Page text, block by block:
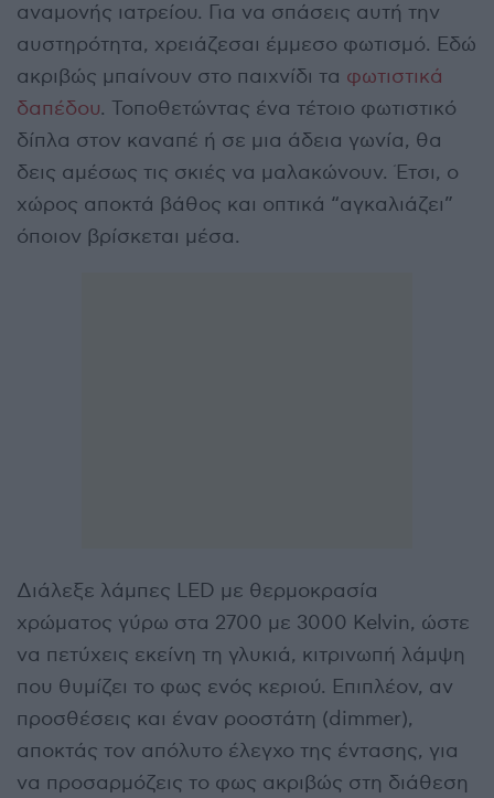
αναμονής ιατρείου. Για να σπάσεις αυτή την
αυστηρότητα, χρειάζεσαι έμμεσο φωτισμό. Εδώ
ακριβώς μπαίνουν στο παιχνίδι τα φωτιστικά
δαπέδου. Τοποθετώντας ένα τέτοιο φωτιστικό
δίπλα στον καναπέ ή σε μια άδεια γωνία, θα
δεις αμέσως τις σκιές να μαλακώνουν. Έτσι, ο
χώρος αποκτά βάθος και οπτικά “αγκαλιάζει”
όποιον βρίσκεται μέσα.
Διάλεξε λάμπες LED με θερμοκρασία
χρώματος γύρω στα 2700 με 3000 Kelvin, ώστε
να πετύχεις εκείνη τη γλυκιά, κιτρινωπή λάμψη
που θυμίζει το φως ενός κεριού. Επιπλέον, αν
προσθέσεις και έναν ροοστάτη (dimmer),
αποκτάς τον απόλυτο έλεγχο της έντασης, για
να προσαρμόζεις το φως ακριβώς στη διάθεση